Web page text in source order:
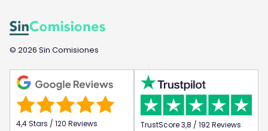
© 2026 Sin Comisiones
4,4 Stars / 120 Reviews TrustScore 3,8 / 192 Reviews